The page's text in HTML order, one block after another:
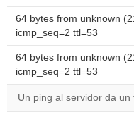
64 bytes from unknown
icmp_seq=2 ttl=53
64 bytes from unknown
icmp_seq=2 ttl=53
Un ping al servidor da